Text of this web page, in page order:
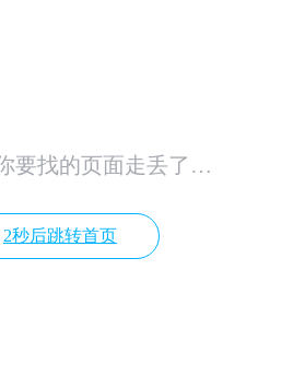
要找的页面走丢了…
2秒后跳转首页